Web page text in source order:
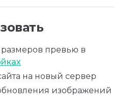
превью в
на новый сервер
изображений